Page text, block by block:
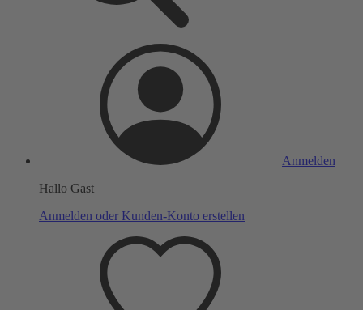
Anmelden
Hallo Gast
Anmelden oder Kunden-Konto erstellen